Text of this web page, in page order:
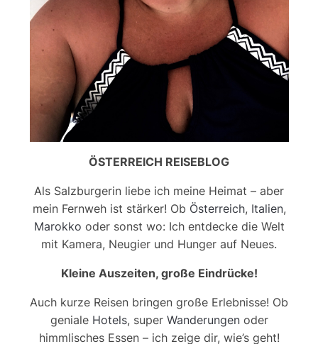
ÖSTERREICH REISEBLOG
Als Salzburgerin liebe ich meine Heimat – aber
mein Fernweh ist stärker! Ob Österreich, Italien,
Marokko oder sonst wo: Ich entdecke die Welt
mit Kamera, Neugier und Hunger auf Neues.
Kleine Auszeiten, große Eindrücke!
Auch kurze Reisen bringen große Erlebnisse! Ob
geniale Hotels, super Wanderungenoder
himmlisches Essen – ich zeige dir, wie’s geht!